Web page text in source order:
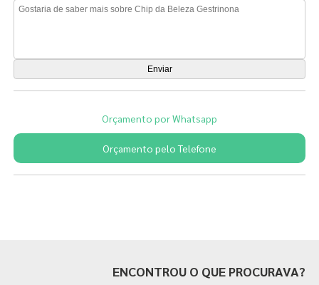
Orçamento por Whatsapp
Orçamento pelo Telefone
ENCONTROU O QUE PROCURAVA?